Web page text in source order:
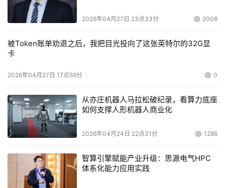
统。
本文来源于DOIT传媒，文章内容仅供参考，不构成投资建议。
2026年04月27日 23点33分 2008
被Token账单劝退之后，我把目光投向了这张英特尔的32G显
卡
2026年04月27日 17点59分 0
从亦庄机器人马拉松破纪录，看算力底座
如何支撑人形机器人商业化
2026年04月24日 22点31分 1286
智算引擎赋能产业升级：思源电气HPC
体系化能力应用实践